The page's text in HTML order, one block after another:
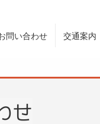
問い合わせ 交通案内
せ